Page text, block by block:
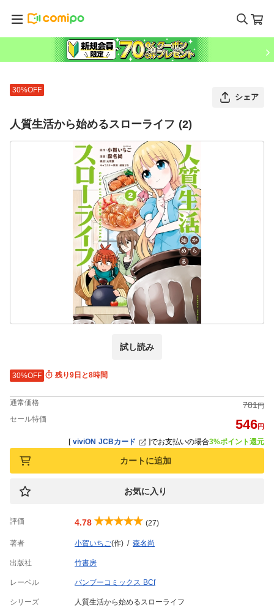
30%OFF
シェア
人質生活から始めるスローライフ (2)
試し読み
30%OFF 残り9日と8時間
通常価格 781円
セール特価 546円
[ viviON JCBカード ]でお支払いの場合3%ポイント還元
カートに追加
お気に入り
評価 4.78 (27)
著者 小賀いちご(作) 森名尚
出版社 竹書房
レーベル バンブーコミックス BCf
シリーズ 人質生活から始めるスローライフ